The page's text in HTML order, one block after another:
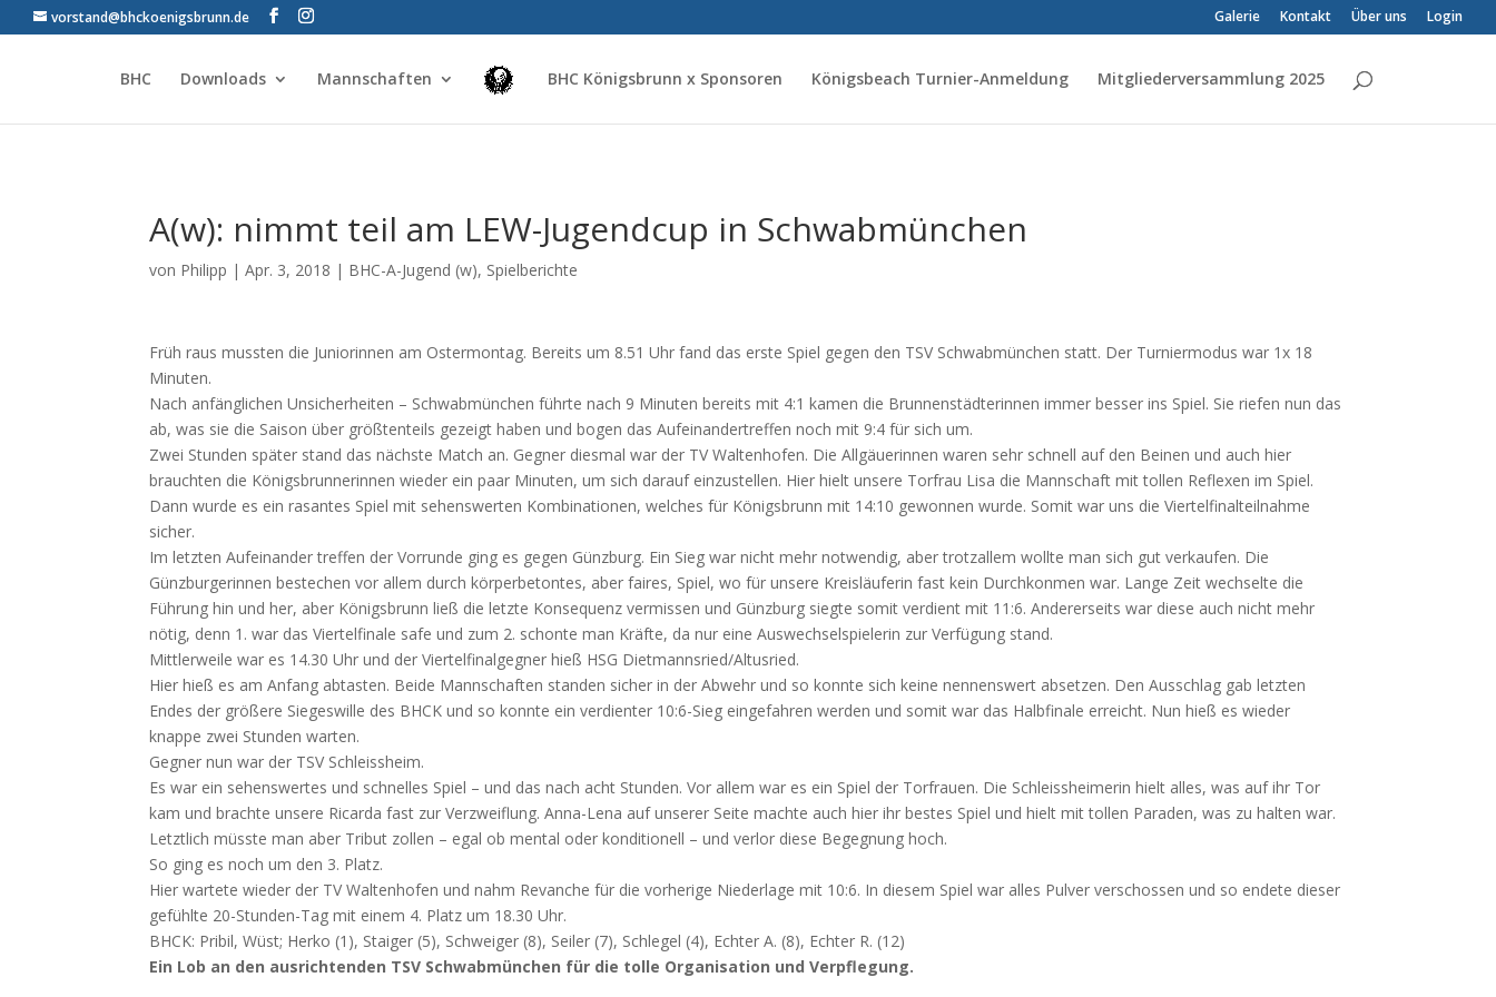
vorstand@bhckoenigsbrunn.de Galerie Kontakt Über uns Login
BHC Downloads Mannschaften BHC Königsbrunn x Sponsoren Königsbeach Turnier-Anmeldung Mitgliederversammlung 2025
A(w): nimmt teil am LEW-Jugendcup in Schwabmünchen
von Philipp |Apr. 3, 2018 | BHC-A-Jugend (w), Spielberichte
Früh raus mussten die Juniorinnen am Ostermontag. Bereits um 8.51 Uhr fand das erste Spiel gegen den TSV Schwabmünchen statt. Der Turniermodus war 1x 18
Minuten.
Nach anfänglichen Unsicherheiten – Schwabmünchen führte nach 9 Minuten bereits mit 4:1 kamen die Brunnenstädterinnen immer besser ins Spiel. Sie riefen nun das
ab, was sie die Saison über größtenteils gezeigt haben und bogen das Aufeinandertreffen noch mit 9:4 für sich um.
Zwei Stunden später stand das nächste Match an. Gegner diesmal war der TV Waltenhofen. Die Allgäuerinnen waren sehr schnell auf den Beinen und auch hier
brauchten die Königsbrunnerinnen wieder ein paar Minuten, um sich darauf einzustellen. Hier hielt unsere Torfrau Lisa die Mannschaft mit tollen Reflexen im Spiel.
Dann wurde es ein rasantes Spiel mit sehenswerten Kombinationen, welches für Königsbrunn mit 14:10 gewonnen wurde. Somit war uns die Viertelfinalteilnahme
sicher.
Im letzten Aufeinander treffen der Vorrunde ging es gegen Günzburg. Ein Sieg war nicht mehr notwendig, aber trotzallem wollte man sich gut verkaufen. Die
Günzburgerinnen bestechen vor allem durch körperbetontes, aber faires, Spiel, wo für unsere Kreisläuferin fast kein Durchkonmen war. Lange Zeit wechselte die
Führung hin und her, aber Königsbrunn ließ die letzte Konsequenz vermissen und Günzburg siegte somit verdient mit 11:6. Andererseits war diese auch nicht mehr
nötig, denn 1. war das Viertelfinale safe und zum 2. schonte man Kräfte, da nur eine Auswechselspielerin zur Verfügung stand.
Mittlerweile war es 14.30 Uhr und der Viertelfinalgegner hieß HSG Dietmannsried/Altusried.
Hier hieß es am Anfang abtasten. Beide Mannschaften standen sicher in der Abwehr und so konnte sich keine nennenswert absetzen. Den Ausschlag gab letzten
Endes der größere Siegeswille des BHCK und so konnte ein verdienter 10:6-Sieg eingefahren werden und somit war das Halbfinale erreicht. Nun hieß es wieder
knappe zwei Stunden warten.
Gegner nun war der TSV Schleissheim.
Es war ein sehenswertes und schnelles Spiel – und das nach acht Stunden. Vor allem war es ein Spiel der Torfrauen. Die Schleissheimerin hielt alles, was auf ihr Tor
kam und brachte unsere Ricarda fast zur Verzweiflung. Anna-Lena auf unserer Seite machte auch hier ihr bestes Spiel und hielt mit tollen Paraden, was zu halten war.
Letztlich müsste man aber Tribut zollen – egal ob mental oder konditionell – und verlor diese Begegnung hoch.
So ging es noch um den 3. Platz.
Hier wartete wieder der TV Waltenhofen und nahm Revanche für die vorherige Niederlage mit 10:6. In diesem Spiel war alles Pulver verschossen und so endete dieser
gefühlte 20-Stunden-Tag mit einem 4. Platz um 18.30 Uhr.
BHCK: Pribil, Wüst; Herko (1), Staiger (5), Schweiger (8), Seiler (7), Schlegel (4), Echter A. (8), Echter R. (12)
Ein Lob an den ausrichtenden TSV Schwabmünchen für die tolle Organisation und Verpflegung.